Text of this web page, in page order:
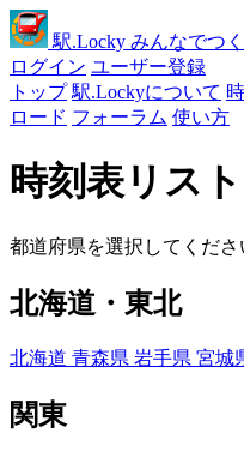
駅.Locky みんなでつ
ログイン ユーザー登録
トップ 駅.Lockyについて
ロード フォーラム 使い方
時刻表リスト
都道府県を選択してくださ
北海道・東北
北海道 青森県 岩手県 宮城
関東